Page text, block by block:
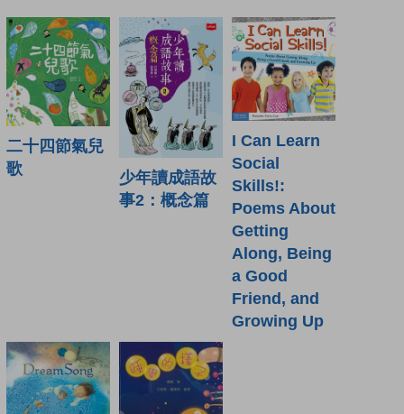
二十四節氣兒
歌
少年讀成語故
事2：概念篇
I Can Learn
Social
Skills!:
Poems About
Getting
Along, Being
a Good
Friend, and
Growing Up